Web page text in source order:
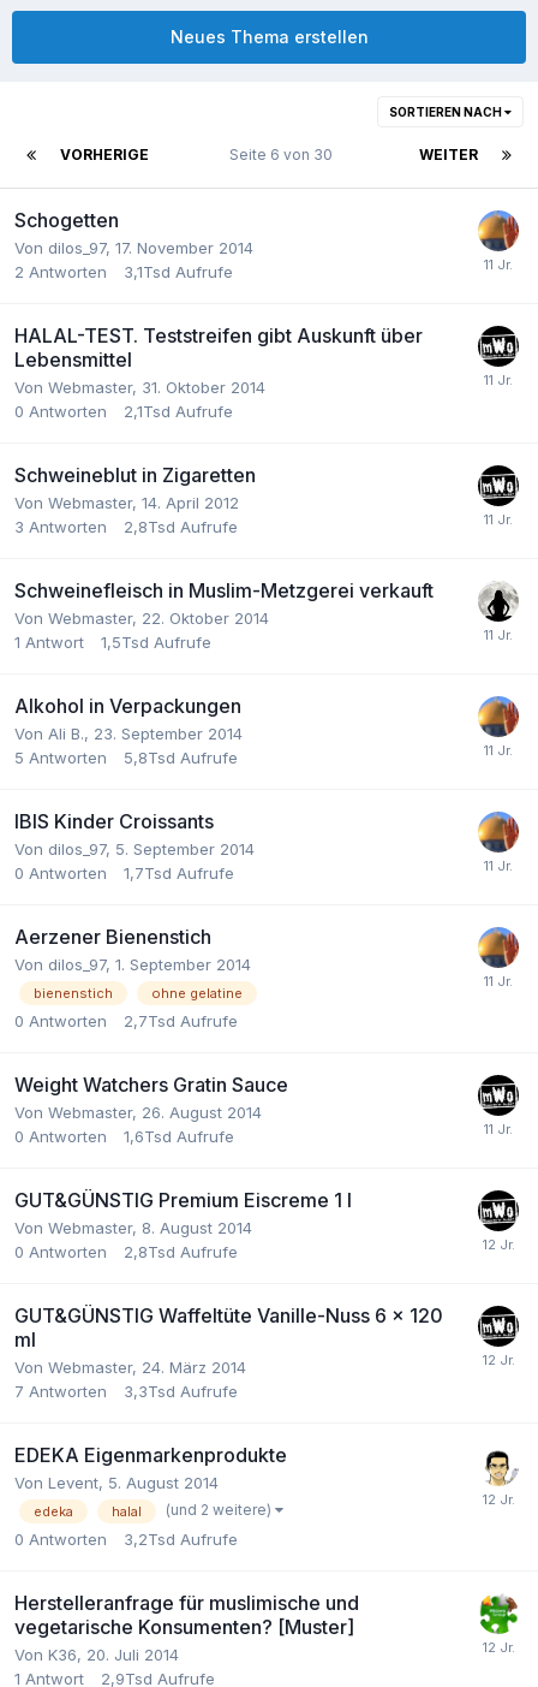
Neues Thema erstellen
SORTIEREN NACH
VORHERIGE WEITER
Seite 6 von 30
Schogetten
Von dilos_97, 17. November 2014
2 Antworten 3,1Tsd Aufrufe
HALAL-TEST. Teststreifen gibt Auskunft über
Lebensmittel
Von Webmaster, 31. Oktober 2014
0 Antworten 2,1Tsd Aufrufe
Schweineblut in Zigaretten
Von Webmaster, 14. April 2012
3 Antworten 2,8Tsd Aufrufe
Schweinefleisch in Muslim-Metzgerei verkauft
Von Webmaster, 22. Oktober 2014
1 Antwort 1,5Tsd Aufrufe
Alkohol in Verpackungen
Von Ali B., 23. September 2014
5 Antworten 5,8Tsd Aufrufe
IBIS Kinder Croissants
Von dilos_97, 5. September 2014
0 Antworten 1,7Tsd Aufrufe
Aerzener Bienenstich
Von dilos_97, 1. September 2014
bienenstich ohne gelatine
0 Antworten 2,7Tsd Aufrufe
Weight Watchers Gratin Sauce
Von Webmaster, 26. August 2014
0 Antworten 1,6Tsd Aufrufe
GUT&GÜNSTIG Premium Eiscreme 1 l
Von Webmaster, 8. August 2014
0 Antworten 2,8Tsd Aufrufe
GUT&GÜNSTIG Waffeltüte Vanille-Nuss 6 x 120
ml
Von Webmaster, 24. März 2014
7 Antworten 3,3Tsd Aufrufe
EDEKA Eigenmarkenprodukte
Von Levent, 5. August 2014
edeka halal (und 2 weitere)
0 Antworten 3,2Tsd Aufrufe
Herstelleranfrage für muslimische und
vegetarische Konsumenten? [Muster]
Von K36, 20. Juli 2014
1 Antwort 2,9Tsd Aufrufe